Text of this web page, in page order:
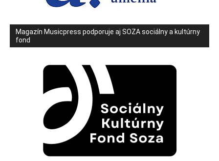
Magazín Musicpress podporuje aj SOZA sociálny a kultúrny
fond